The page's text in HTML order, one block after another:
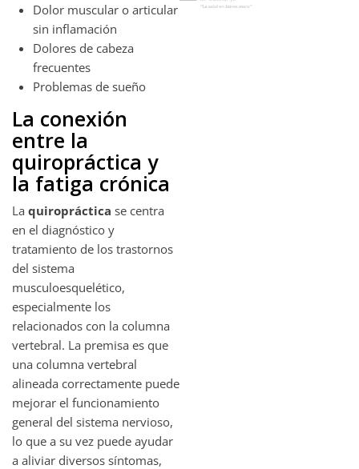
Dolor muscular o articular
sin inflamación
Dolores de cabeza
frecuentes
Problemas de sueño
La conexión
entre la
quiropráctica y
la fatiga crónica
La quiropráctica se centra
en el diagnóstico y
tratamiento de los trastornos
del sistema
musculoesquelético,
especialmente los
relacionados con la columna
vertebral. La premisa es que
una columna vertebral
alineada correctamente puede
mejorar el funcionamiento
general del sistema nervioso,
lo que a su vez puede ayudar
a aliviar diversos síntomas,